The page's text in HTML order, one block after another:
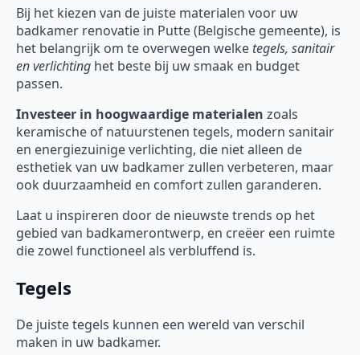
Bij het kiezen van de juiste materialen voor uw
badkamer renovatie in Putte (Belgische gemeente), is
het belangrijk om te overwegen welke tegels, sanitair
en verlichting het beste bij uw smaak en budget
passen.
Investeer in hoogwaardige materialen zoals
keramische of natuurstenen tegels, modern sanitair
en energiezuinige verlichting, die niet alleen de
esthetiek van uw badkamer zullen verbeteren, maar
ook duurzaamheid en comfort zullen garanderen.
Laat u inspireren door de nieuwste trends op het
gebied van badkamerontwerp, en creëer een ruimte
die zowel functioneel als verbluffend is.
Tegels
De juiste tegels kunnen een wereld van verschil
maken in uw badkamer.